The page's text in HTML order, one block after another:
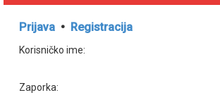
Prijava • Registracija
Korisničko ime:
Zaporka: